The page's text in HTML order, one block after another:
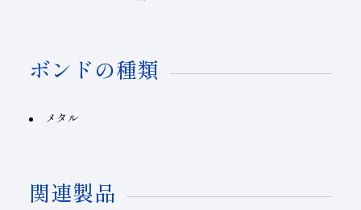
ボンドの種類
メタル
関連製品